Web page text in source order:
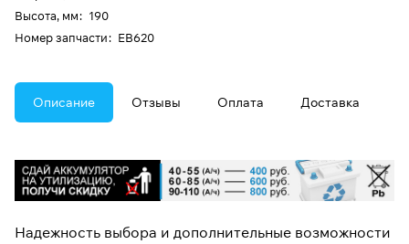
Высота, мм: 190
Номер запчасти: EB620
Описание Отзывы Оплата Доставка
Надежность выбора и дополнительные возможности